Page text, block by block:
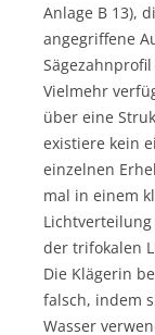
Anlage B 13),
angegriffene
Vielmehr
über eine
existiere kein
einzelnen
mal in einem
der trifokalen
Die Klägerin
falsch, indem
Wasser